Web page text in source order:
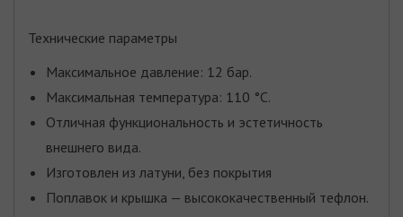
Технические параметры
Максимальное давление: 12 бар.
Максимальная температура: 110 °С.
Отличная функциональность и эстетичность
внешнего вида.
Изготовлен из латуни, без покрытия
Поплавок и крышка — высококачественный тефлон.